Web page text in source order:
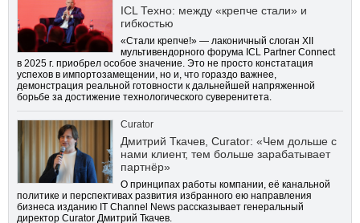
ICL Техно: между «крепче стали» и
гибкостью
«Стали крепче!» — лаконичный слоган XII
мультивендорного форума ICL Partner Connect
в 2025 г. приобрел особое значение. Это не просто констатация
успехов в импортозамещении, но и, что гораздо важнее,
демонстрация реальной готовности к дальнейшей напряженной
борьбе за достижение технологического суверенитета.
Curator
Дмитрий Ткачев, Curator: «Чем дольше с
нами клиент, тем больше зарабатывает
партнёр»
О принципах работы компании, её канальной
политике и перспективах развития избранного ею направления
бизнеса изданию IT Channel News рассказывает генеральный
директор Curator Дмитрий Ткачев.